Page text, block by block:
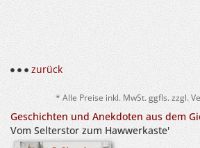
zurück
* Alle Preise inkl. MwSt. ggfls. zzgl.
Geschichten und Anekdoten aus dem
Vom Selterstor zum Hawwerkaste'